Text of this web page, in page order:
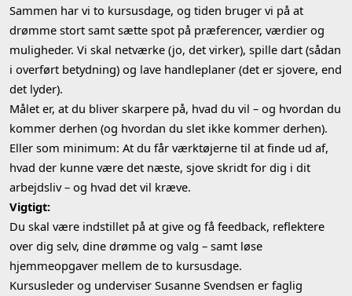
Sammen har vi to kursusdage, og tiden bruger vi på at
drømme stort samt sætte spot på præferencer, værdier og
muligheder. Vi skal netværke (jo, det virker), spille dart (sådan
i overført betydning) og lave handleplaner (det er sjovere, end
det lyder).
Målet er, at du bliver skarpere på, hvad du vil – og hvordan du
kommer derhen (og hvordan du slet ikke kommer derhen).
Eller som minimum: At du får værktøjerne til at finde ud af,
hvad der kunne være det næste, sjove skridt for dig i dit
arbejdsliv – og hvad det vil kræve.
Vigtigt:
Du skal være indstillet på at give og få feedback, reflektere
over dig selv, dine drømme og valg – samt løse
hjemmeopgaver mellem de to kursusdage.
Kursusleder og underviser Susanne Svendsen er faglig